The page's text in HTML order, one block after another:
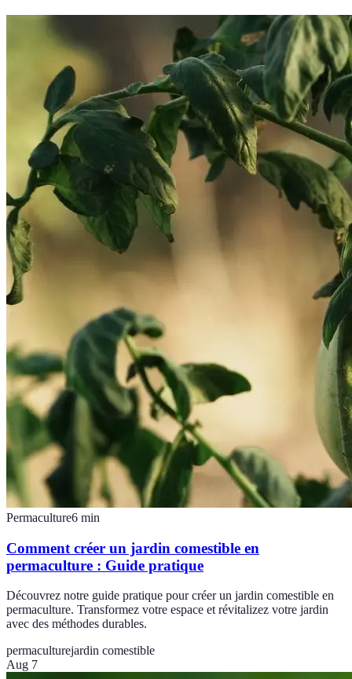
Permaculture6 min
Comment créer un jardin comestible en
permaculture : Guide pratique
Découvrez notre guide pratique pour créer un jardin comestible en
permaculture. Transformez votre espace et révitalizez votre jardin
avec des méthodes durables.
permaculturejardin comestible
Aug 7